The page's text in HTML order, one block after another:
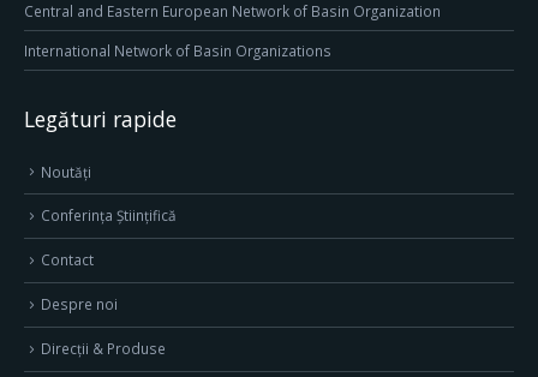
Central and Eastern European Network of Basin Organization
International Network of Basin Organizations
Legături rapide
Noutăți
Conferința Științifică
Contact
Despre noi
Direcţii & Produse